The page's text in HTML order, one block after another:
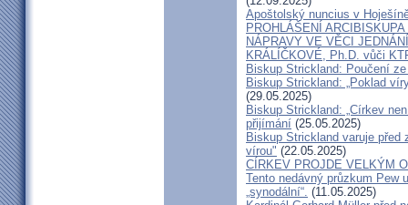
Apoštolský nuncius v
PROHLÁŠENÍ
NÁPRAVY VE VĚCI
KRÁLÍČKOVÉ, Ph.D. vůči
Biskup Strickland: Poučení
Biskup Strickland: „Poklad
(29.05.2025)
Biskup Strickland: „Církev
přijímání (25.05.2025)
Biskup Strickland varuje
vírou" (22.05.2025)
CÍRKEV PROJDE VELKÝM
Tento nedávný průzkum Pew
„synodální“. (11.05.2025)